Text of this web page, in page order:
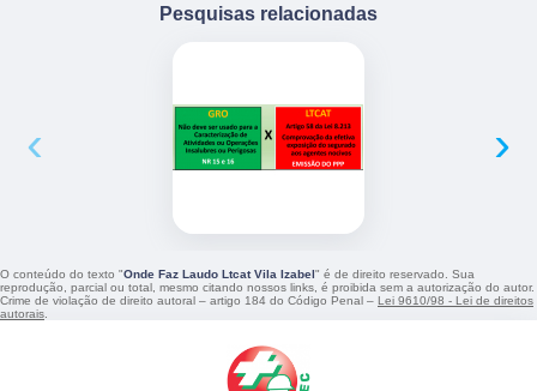
Pesquisas relacionadas
‹ ›
O conteúdo do texto "Onde Faz Laudo Ltcat Vila Izabel" é de direito reservado. Sua
reprodução, parcial ou total, mesmo citando nossos links, é proibida sem a autorização do autor.
Crime de violação de direito autoral – artigo 184 do Código Penal – Lei 9610/98 - Lei de direitos
autorais